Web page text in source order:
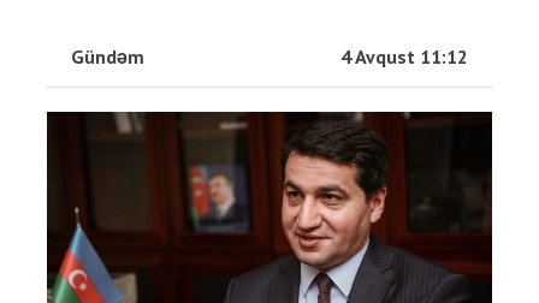
Gündəm 4 Avqust 11:12